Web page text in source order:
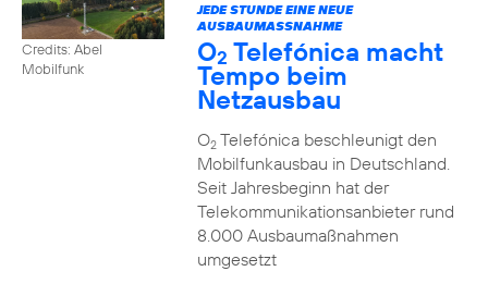
Credits: Abel
Mobilfunk
JEDE STUNDE EINE NEUE
AUSBAUMASSNAHME
O2 Telefónica macht
Tempo beim
Netzausbau
O2Telefónica beschleunigt den
Mobilfunkausbau in Deutschland.
Seit Jahresbeginn hat der
Telekommunikationsanbieter rund
8.000 Ausbaumaßnahmen
umgesetzt